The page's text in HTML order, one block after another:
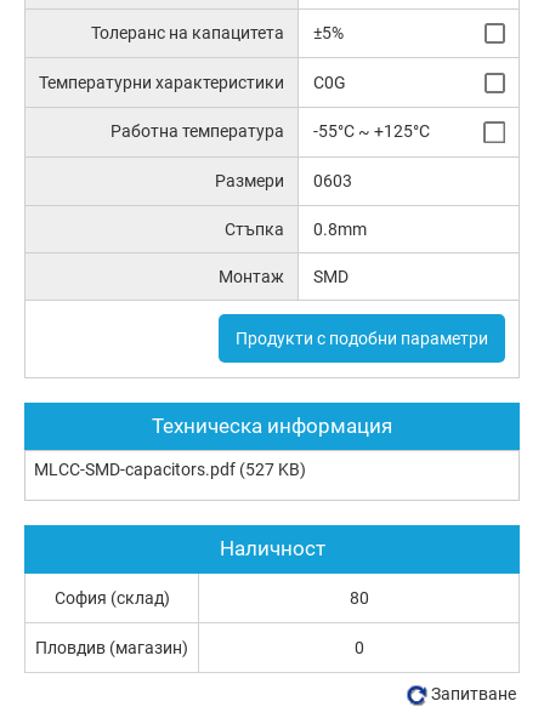
Толеранс на капацитета ±5%
Температурни характеристики C0G
Работна температура -55°C ~ +125°C
Размери 0603
Стъпка 0.8mm
Монтаж SMD
Продукти с подобни параметри
Техническа информация
MLCC-SMD-capacitors.pdf (527 KB)
Наличност
София (склад) 80
Пловдив (магазин) 0
Запитване